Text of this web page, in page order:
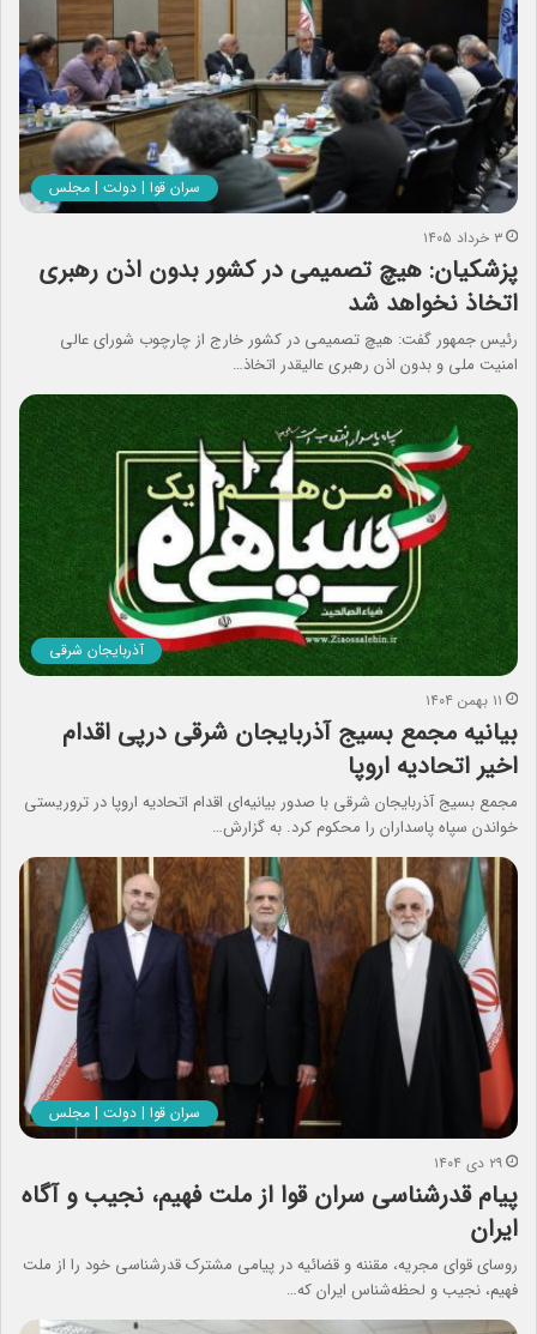
سران قوا | دولت | مجلس
۳ خرداد ۱۴۰۵
پزشکیان: هیچ تصمیمی در کشور بدون اذن رهبری
اتخاذ نخواهد شد
رئیس جمهور گفت: هیچ تصمیمی در کشور خارج از چارچوب شورای عالی
امنیت ملی و بدون اذن رهبری عالیقدر اتخاذ…
آذربایجان شرقی
۱۱ بهمن ۱۴۰۴
بیانیه مجمع بسیج آذربایجان شرقی درپی اقدام
اخیر اتحادیه اروپا
مجمع بسیج آذربایجان‌ شرقی با صدور بیانیه‌ای اقدام اتحادیه اروپا در تروریستی
خواندن سپاه پاسداران را محکوم کرد. به گزارش…
سران قوا | دولت | مجلس
۲۹ دی ۱۴۰۴
پیام قدرشناسی سران قوا از ملت فهیم، نجیب و آگاه
ایران
روسای قوای مجریه، مقننه و قضائیه در پیامی مشترک قدرشناسی خود را از ملت
فهیم، نجیب و لحظه‌شناس ایران که…